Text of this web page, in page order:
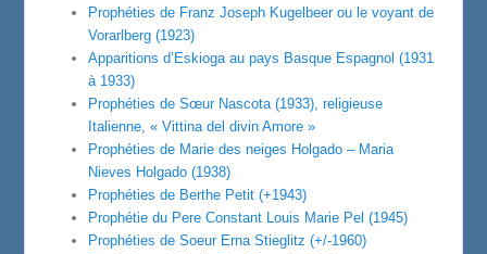
Prophéties de Franz Joseph Kugelbeer ou le voyant de
Vorarlberg (1923)
Apparitions d’Eskioga au pays Basque Espagnol (1931
à 1933)
Prophéties de Sœur Nascota (1933), religieuse
Italienne, « Vittina del divin Amore »
Prophéties de Marie des neiges Holgado – Maria
Nieves Holgado (1938)
Prophéties de Berthe Petit (+1943)
Prophétie du Pere Constant Louis Marie Pel (1945)
Prophéties de Soeur Erna Stieglitz (+/-1960)